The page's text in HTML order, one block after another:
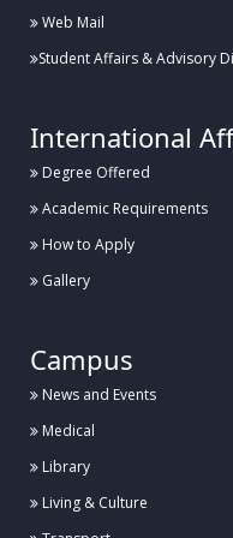
Posted:২৬ জুলাই, হাবিপ্রবি, দিনাজপুর
Posted:১৬ জুলাই, হাবিপ্রবি, দিনাজপুর
হাবিপ্রবি'র শহীদ রাষ্ট্রপতি জিয়াউর
আন্তঃবিশ্ববিদ্যালয় তায়কোয়ানডো ও
Web Mail
Student Affairs & Advisory
International
Degree Offered
Academic Requirements
How to Apply
Gallery
Campus
News and Events
Medical
Library
Living & Culture